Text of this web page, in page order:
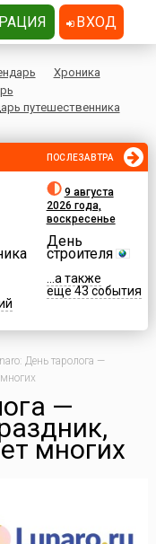
Хроника
путешественника
ПОСЛЕЗАВТРА
9 августа
2026 года,
воскресенье
День
строителя
...а также
еще 43 события
День таролога —
—
многих
ВХОД